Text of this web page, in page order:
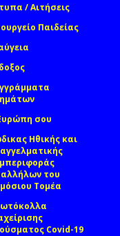
/ Αιτήσεις
Παιδείας
σου
Ηθικής και
του
Τομέα
Covid-19